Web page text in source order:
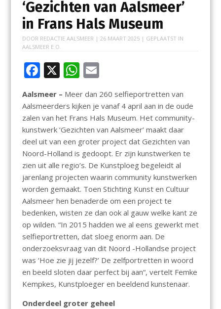
‘Gezichten van Aalsmeer’
in Frans Hals Museum
DOOR REDACTIE AALSMEER | 26 MAART 2025| GEPLAATST IN
AALSMEER E.O.
F
e
b
o
o
k
X W
h
at
s
A
p
p
E
ai
l
Aalsmeer – Meer dan 260 selfieportretten van
Aalsmeerders kijken je vanaf 4 april aan in de oude
zalen van het Frans Hals Museum. Het community-
kunstwerk ‘Gezichten van Aalsmeer’ maakt daar
deel uit van een groter project dat Gezichten van
Noord-Holland is gedoopt. Er zijn kunstwerken te
zien uit alle regio’s. De Kunstploeg begeleidt al
jarenlang projecten waarin community kunstwerken
worden gemaakt. Toen Stichting Kunst en Cultuur
Aalsmeer hen benaderde om een project te
bedenken, wisten ze dan ook al gauw welke kant ze
op wilden. “In 2015 hadden we al eens gewerkt met
selfieportretten, dat sloeg enorm aan. De
onderzoeksvraag van dit Noord -Hollandse project
was ‘Hoe zie jij jezelf?’ De zelfportretten in woord
en beeld sloten daar perfect bij aan“, vertelt Femke
Kempkes, Kunstploeger en beeldend kunstenaar.
Onderdeel groter geheel